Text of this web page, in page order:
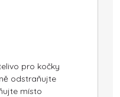
pro kočky
odstraňujte
místo